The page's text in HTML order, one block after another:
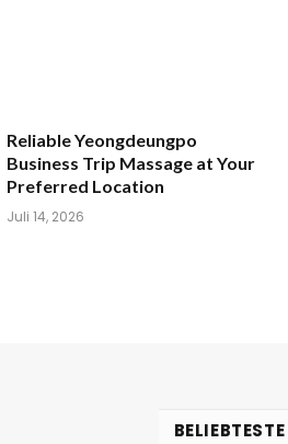
Reliable Yeongdeungpo
Business Trip Massage at Your
Preferred Location
Juli 14, 2026
BELIEBTESTE